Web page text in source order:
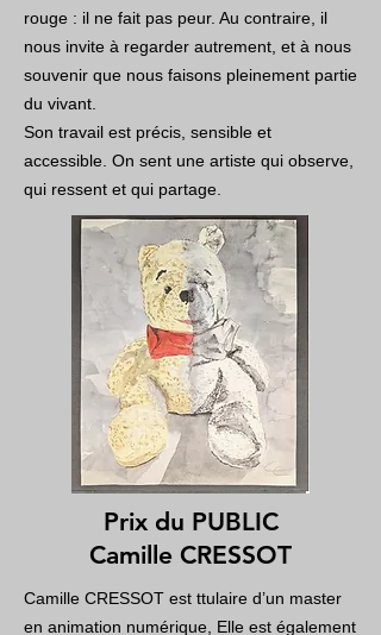
rouge : il ne fait pas peur. Au contraire, il
nous invite à regarder autrement, et à nous
souvenir que nous faisons pleinement partie
du vivant.
Son travail est précis, sensible et
accessible. On sent une artiste qui observe,
qui ressent et qui partage.
Prix du PUBLIC
Camille CRESSOT
Camille CRESSOT est ttulaire d’un master
en animation numérique, Elle est également